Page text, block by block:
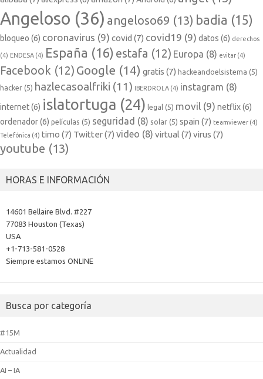
Angeloso (36) angeloso69 (13) badia (15)
bloqueo (6) coronavirus (9) covid (7) covid19 (9) datos (6) derechos
(4) ENDESA (4) España (16) estafa (12) Europa (8) evitar (4)
Facebook (12) Google (14) gratis (7) hackeandoelsistema (5)
hacker (5) hazlecasoalfriki (11) IBERDROLA (4) instagram (8)
internet(6) islatortuga (24) legal (5) movil (9) netflix(6)
ordenador(6) películas (5) seguridad (8) solar (5) spain (7) teamviewer (4)
Telefónica (4) timo (7) Twitter(7) video (8) virtual (7) virus (7)
youtube (13)
HORAS E INFORMACIÓN
14601 Bellaire Blvd. #227
77083 Houston (Texas)
USA
+1-713-581-0528
Siempre estamos ONLINE
Busca por categoría
#15M
Actualidad
AI – IA